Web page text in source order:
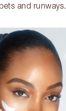
and runways.